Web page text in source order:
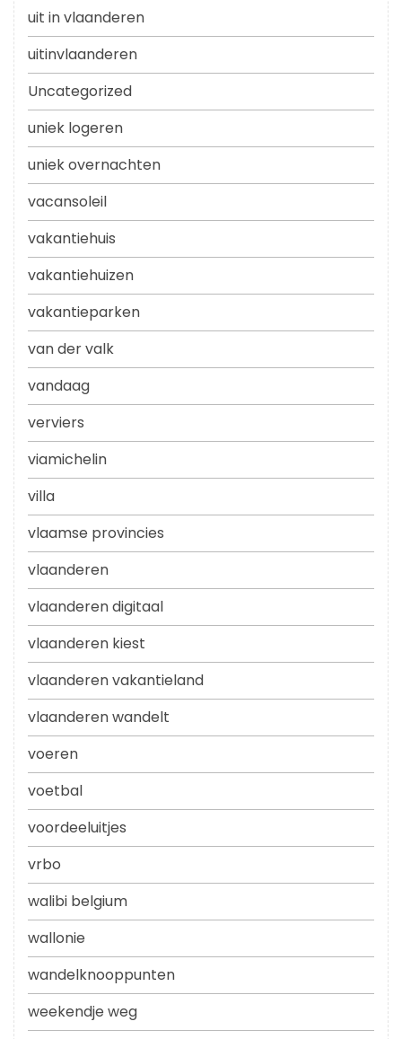
uit in vlaanderen
uitinvlaanderen
Uncategorized
uniek logeren
uniek overnachten
vacansoleil
vakantiehuis
vakantiehuizen
vakantieparken
van der valk
vandaag
verviers
viamichelin
villa
vlaamse provincies
vlaanderen
vlaanderen digitaal
vlaanderen kiest
vlaanderen vakantieland
vlaanderen wandelt
voeren
voetbal
voordeeluitjes
vrbo
walibi belgium
wallonie
wandelknooppunten
weekendje weg